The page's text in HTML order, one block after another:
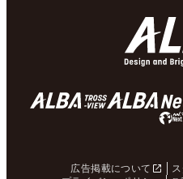
広告掲載について